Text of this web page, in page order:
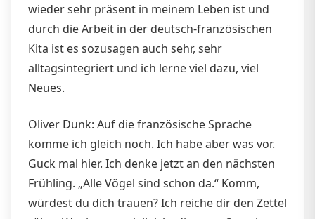
wieder sehr präsent in meinem Leben ist und
durch die Arbeit in der deutsch-französischen
Kita ist es sozusagen auch sehr, sehr
alltagsintegriert und ich lerne viel dazu, viel
Neues.
Oliver Dunk: Auf die französische Sprache
komme ich gleich noch. Ich habe aber was vor.
Guck mal hier. Ich denke jetzt an den nächsten
Frühling. „Alle Vögel sind schon da.“ Komm,
würdest du dich trauen? Ich reiche dir den Zettel